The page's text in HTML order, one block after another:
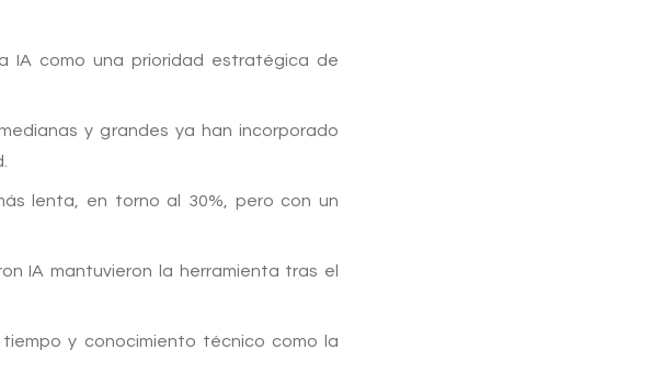
IA como una prioridad estratégica de
y grandes ya han incorporado
lenta, en torno al 30%, pero con un
IA mantuvieron la herramienta tras el
y conocimiento técnico como la